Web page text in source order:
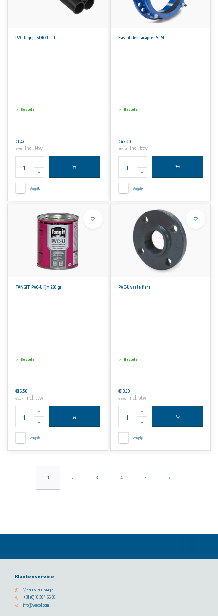
PVC-U grijs SDR21 L=1
Bestellen
€1,47
€1,78 Incl. btw
Vergelijk
Fastfit flensadapter St.St.
Bestellen
€45,00
€54,45 Incl. btw
Vergelijk
TANGIT PVC-U lijm 250 gr
Bestellen
€16,50
€19,97 Incl. btw
Vergelijk
PVC-U vaste flens
Bestellen
€13,20
€15,97 Incl. btw
Vergelijk
1 2 3 4 5
Klantenservice
Veelgestelde vragen
+31 (0) 10 304 66 00
info@vescoil.com